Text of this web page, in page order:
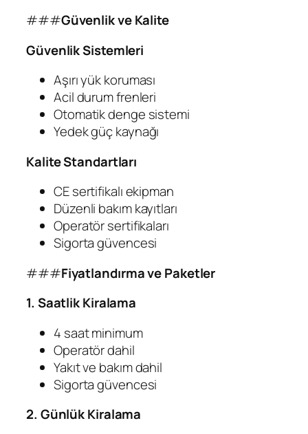
###Güvenlik ve Kalite
Güvenlik Sistemleri
Aşırı yük koruması
Acil durum frenleri
Otomatik denge sistemi
Yedek güç kaynağı
Kalite Standartları
CE sertifikalı ekipman
Düzenli bakım kayıtları
Operatör sertifikaları
Sigorta güvencesi
###Fiyatlandırma ve Paketler
1. Saatlik Kiralama
4 saat minimum
Operatör dahil
Yakıt ve bakım dahil
Sigorta güvencesi
2. Günlük Kiralama